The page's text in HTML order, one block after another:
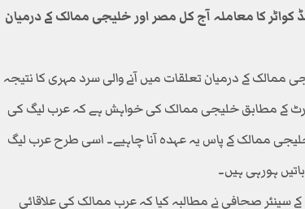
کا معاملہ آج کل مصر اور خلیجی ممالک کے درمیان
کے درمیان تعلقات میں آنے والی سرد مہری کا نتیجہ
کے مطابق خلیجی ممالک کی خواہش ہے کہ عرب لیگ کی
ممالک کے پاس یہ عہدہ آنا چاہیے۔ اسی طرح عرب لیگ
ہورہی ہیں۔
صحافی نے مطالبہ کیا کہ عرب ممالک کی علاقائی